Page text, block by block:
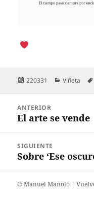
Publicado
220331 Categorías
Viñeta
entradas
ANTERIOR
Entrada
El arte se vende
SIGUIENTE
Entrada
siguiente:
Sobre ‘Ese
©️ Manuel Manolo |